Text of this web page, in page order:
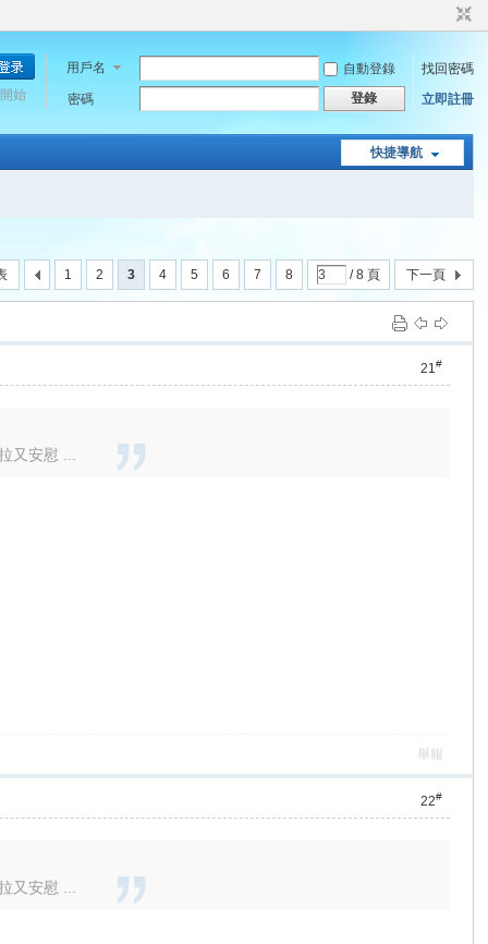
用戶名 自動登錄
找回密碼
密碼
登錄 立即註冊
始
快捷導航
1 2 3 4 5 6 7 8 / 8 頁 下一頁
21#
又安慰 ...
舉報
22#
又安慰 ...